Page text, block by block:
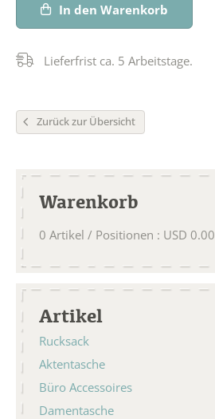
In den Warenkorb
Lieferfrist ca. 5 Arbeitstage.
Zurück zur Übersicht
Warenkorb
0 Artikel / Positionen : USD 0.00
Artikel
Rucksack
Aktentasche
Büro Accessoires
Damentasche